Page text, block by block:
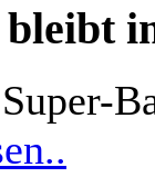
bleibt